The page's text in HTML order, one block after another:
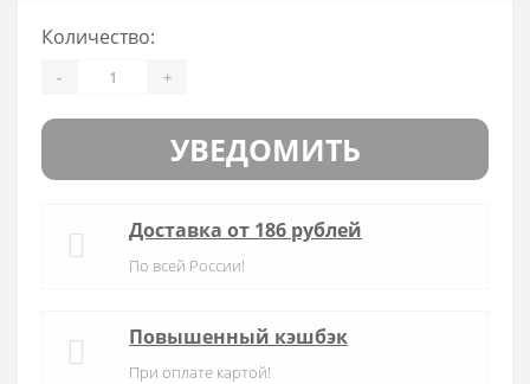
Количество:
- +
УВЕДОМИТЬ
Доставка от 186 рублей
По всей России!
Повышенный кэшбэк
При оплате картой!